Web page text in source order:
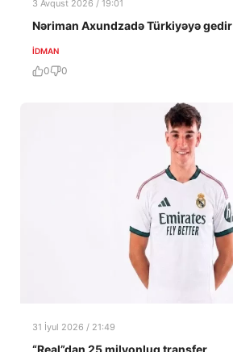
3 Avqust 2026 / 19:01
Nəriman Axundzadə Türkiyəyə gedir
İDMAN
0 0
31 İyul 2026 / 21:49
“Real”dan 25 milyonluq transfer